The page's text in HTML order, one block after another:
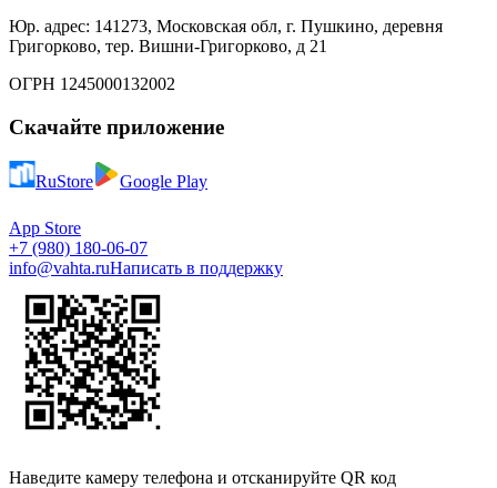
Юр. адрес: 141273, Московская обл, г. Пушкино, деревня
Григорково, тер. Вишни-Григорково, д 21
ОГРН 1245000132002
Скачайте приложение
RuStore Google Play
App Store
+7 (980) 180-06-07
info@vahta.ruНаписать в поддержку
Наведите камеру телефона и отсканируйте QR код